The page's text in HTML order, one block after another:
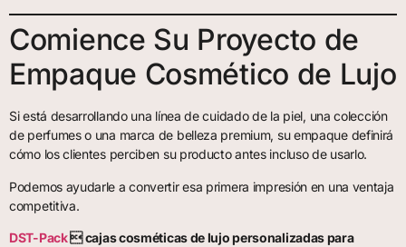
Comience Su Proyecto de
Empaque Cosmético de Lujo
Si está desarrollando una línea de cuidado de la piel, una colección
de perfumes o una marca de belleza premium, su empaque definirá
cómo los clientes perciben su producto antes incluso de usarlo.
Podemos ayudarle a convertir esa primera impresión en una ventaja
competitiva.
DST-Pack cajas cosméticas de lujo personalizadas para